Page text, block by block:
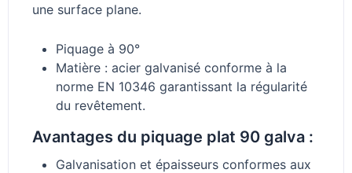
une surface plane.
Piquage à 90°
Matière : acier galvanisé conforme à la
norme EN 10346 garantissant la régularité
du revêtement.
Avantages du piquage plat 90 galva :
Galvanisation et épaisseurs conformes aux